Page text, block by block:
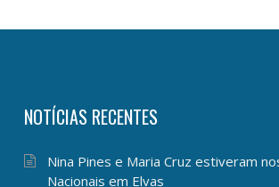
NOTÍCIAS RECENTES
Nina Pines e Maria Cruz estiveram
Nacionais em Elvas